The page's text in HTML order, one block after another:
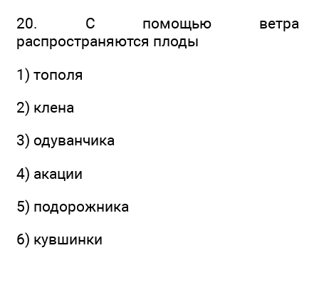
20. С помощью ветра
распространяются плоды
1) тополя
2) клена
3) одуванчика
4) акации
5) подорожника
6) кувшинки